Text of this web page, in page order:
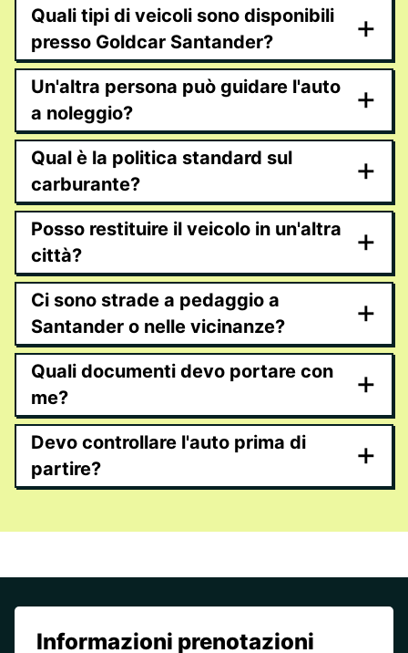
Quali tipi di veicoli sono disponibili
presso Goldcar Santander?
+
Un'altra persona può guidare l'auto
a noleggio?
+
Qual è la politica standard sul
carburante?
+
Posso restituire il veicolo in un'altra
città?
+
Ci sono strade a pedaggio a
Santander o nelle vicinanze?
+
Quali documenti devo portare con
me?
+
Devo controllare l'auto prima di
partire?
+
Informazioni prenotazioni